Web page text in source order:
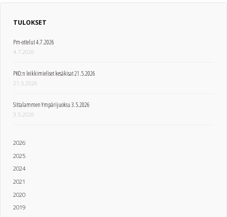
TULOKSET
Pm-ottelut 4.7.2026
4.7.2026
PKO:n leikkimieliset kesäkisat 21.5.2026
21.5.2026
Sittalammen Ympärijuoksu 3.5.2026
3.5.2026
2026
2025
2024
2021
2020
2019